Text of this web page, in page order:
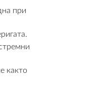
при
както